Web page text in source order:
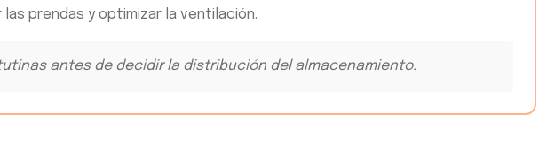
prendas y optimizar la ventilación.
antes de decidir la distribución del almacenamiento.